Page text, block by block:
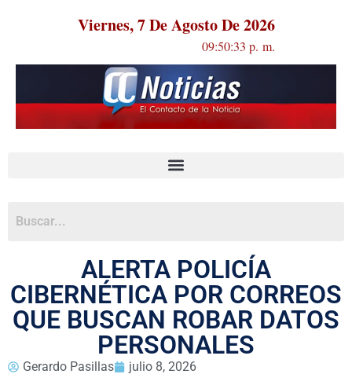
Viernes, 7 De Agosto De 2026
09:50:33 p. m.
ALERTA POLICÍA
CIBERNÉTICA POR CORREOS
QUE BUSCAN ROBAR DATOS
PERSONALES
Gerardo Pasillas julio 8, 2026